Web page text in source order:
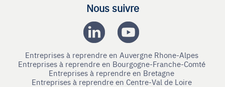
Nous suivre
Entreprises à reprendre en Auvergne Rhone-Alpes
Entreprises à reprendre en Bourgogne-Franche-Comté
Entreprises à reprendre en Bretagne
Entreprises à reprendre en Centre-Val de Loire